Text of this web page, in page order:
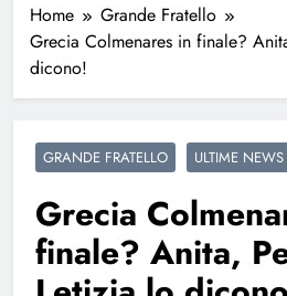
Home
Grande Fratello
Grecia Colmenares in finale?
dicono!
GRANDE FRATELLO ULTIME NEWS
Grecia
finale? Anita,